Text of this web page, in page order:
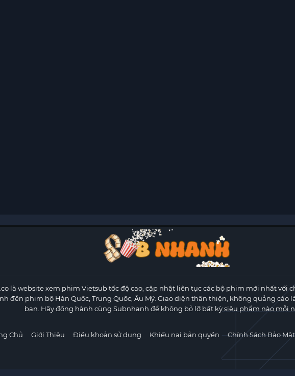
là website xem phim Vietsub tốc độ cao, cập nhật liên tục các bộ phim mới nhất với
đến phim bộ Hàn Quốc, Trung Quốc, Âu Mỹ. Giao diện thân thiện, không quảng
bạn. Hãy đồng hành cùng Subnhanh để không bỏ lỡ bất kỳ siêu phẩm nào mỗi
Chủ Giới Thiệu Điều khoản sử dụng Khiếu nại bản quyền Chính Sách Bảo Mật